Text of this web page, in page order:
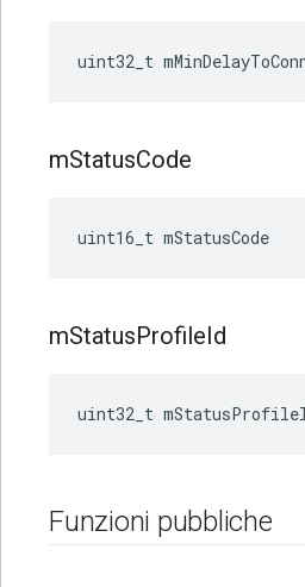
uint32_t
mStatusCode
uint16_t mStatusCode
mStatusProfileId
uint32_t
Funzioni pubbliche